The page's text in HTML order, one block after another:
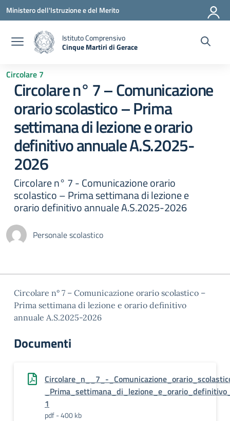
Vai ai contenuti
Vai al menu di navigazione
Vai al footer
Ministero dell'Istruzione e del Merito
Istituto Comprensivo
Cinque Martiri di Gerace
Circolare 7
Circolare n° 7 – Comunicazione
orario scolastico – Prima
settimana di lezione e orario
definitivo annuale A.S.2025-
2026
Circolare n° 7 - Comunicazione orario
scolastico – Prima settimana di lezione e
orario definitivo annuale A.S.2025-2026
Personale scolastico
Circolare n° 7 – Comunicazione orario scolastico –
Prima settimana di lezione e orario definitivo
annuale A.S.2025-2026
Documenti
Circolare_n__7_-
1
pdf - 400 kb